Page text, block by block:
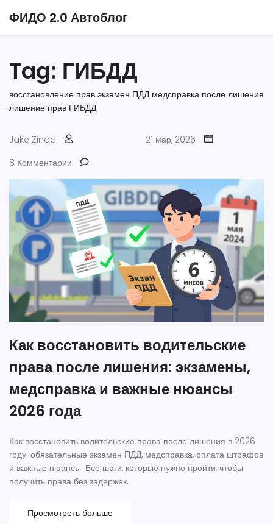
ФИДО 2.0 Автоблог
Tag: ГИБДД
восстановление прав экзамен ПДД медсправка после лишения
лишение прав ГИБДД
Jake Zinda
21 мар, 2026
8 Комментарии
Как восстановить водительские
права после лишения: экзамены,
медсправка и важные нюансы
2026 года
Как восстановить водительские права после лишения в 2026
году: обязательные экзамен ПДД, медсправка, оплата штрафов
и важные нюансы. Все шаги, которые нужно пройти, чтобы
получить права без задержек.
Просмотреть больше